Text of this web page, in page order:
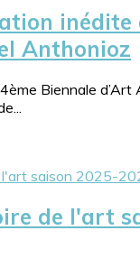
inédite
Anthonioz
Biennale d’Art
de l'art